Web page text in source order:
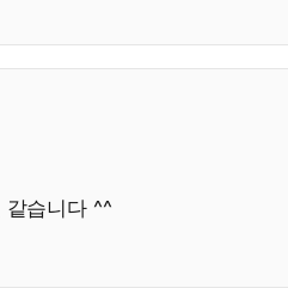
습니다 ^^